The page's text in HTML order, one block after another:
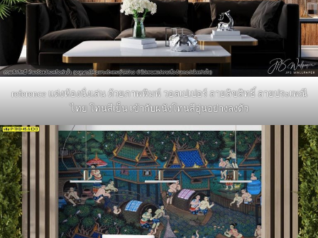
reference แต่งห้องนั่งเล่น ด้วยภาพพิมพ์ วอลเปเปอร์ ลายลิขสิทธิ์ ลายประเพณี
ไทย โทนสีเย็น เข้ากับผนังโทนสีอุ่นอย่างลงตัว